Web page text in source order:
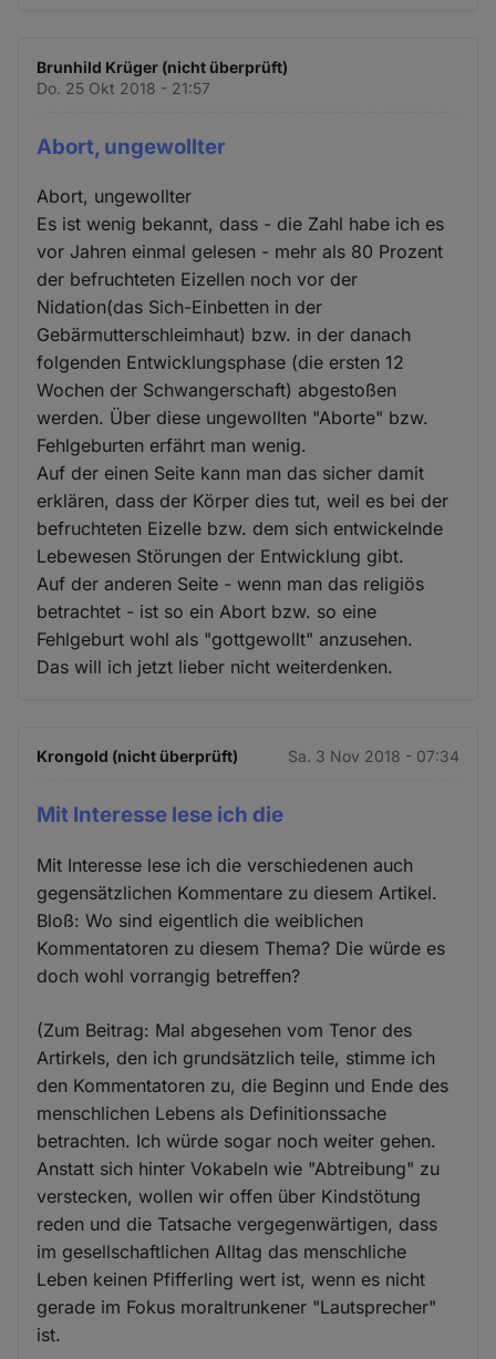
Brunhild Krüger (nicht überprüft)
Do. 25 Okt 2018 - 21:57
Abort, ungewollter
Abort, ungewollter
Es ist wenig bekannt, dass - die Zahl habe ich es
vor Jahren einmal gelesen - mehr als 80 Prozent
der befruchteten Eizellen noch vor der
Nidation(das Sich-Einbetten in der
Gebärmutterschleimhaut) bzw. in der danach
folgenden Entwicklungsphase (die ersten 12
Wochen der Schwangerschaft) abgestoßen
werden. Über diese ungewollten "Aborte" bzw.
Fehlgeburten erfährt man wenig.
Auf der einen Seite kann man das sicher damit
erklären, dass der Körper dies tut, weil es bei der
befruchteten Eizelle bzw. dem sich entwickelnde
Lebewesen Störungen der Entwicklung gibt.
Auf der anderen Seite - wenn man das religiös
betrachtet - ist so ein Abort bzw. so eine
Fehlgeburt wohl als "gottgewollt" anzusehen.
Das will ich jetzt lieber nicht weiterdenken.
Krongold (nicht überprüft) Sa. 3 Nov 2018 - 07:34
Mit Interesse lese ich die
Mit Interesse lese ich die verschiedenen auch
gegensätzlichen Kommentare zu diesem Artikel.
Bloß: Wo sind eigentlich die weiblichen
Kommentatoren zu diesem Thema? Die würde es
doch wohl vorrangig betreffen?
(Zum Beitrag: Mal abgesehen vom Tenor des
Artirkels, den ich grundsätzlich teile, stimme ich
den Kommentatoren zu, die Beginn und Ende des
menschlichen Lebens als Definitionssache
betrachten. Ich würde sogar noch weiter gehen.
Anstatt sich hinter Vokabeln wie "Abtreibung" zu
verstecken, wollen wir offen über Kindstötung
reden und die Tatsache vergegenwärtigen, dass
im gesellschaftlichen Alltag das menschliche
Leben keinen Pfifferling wert ist, wenn es nicht
gerade im Fokus moraltrunkener "Lautsprecher"
ist.